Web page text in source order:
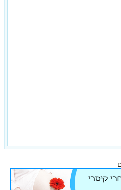
ילדת בקיסרי
רוצה אחרת?
אחרי קיסרי -